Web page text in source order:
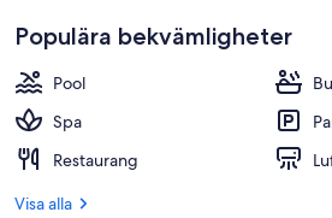
Populära bekvämligheter
Pool
Spa
Restaurang
Visa alla